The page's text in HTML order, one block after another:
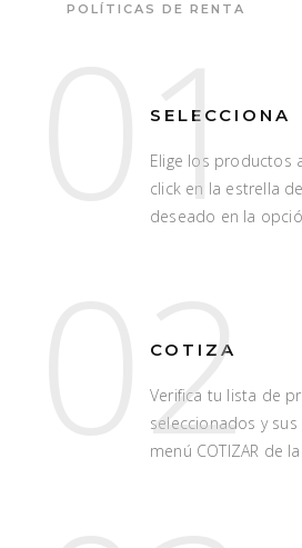
POLÍTICAS DE RENTA
01
SELECCIONA
Elige los productos
click en la estrella
deseado en la
02
COTIZA
Verifica tu lista de
seleccionados y
menú COTIZAR de